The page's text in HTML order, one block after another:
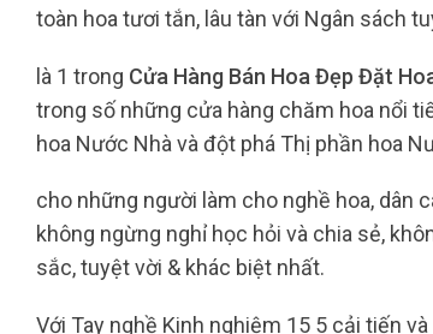
toàn hoa tươi tắn, lâu tàn với Ngân sách
là 1 trong Cửa Hàng Bán Hoa Đẹp Đặt
trong số những cửa hàng chăm hoa nổi
hoa Nước Nhà và đột phá Thị phần hoa
cho những người làm cho nghề hoa, dân
không ngừng nghỉ học hỏi và chia sẻ,
sắc, tuyệt vời & khác biệt nhất.
Với Tay nghề Kinh nghiệm 15 5 cải tiến